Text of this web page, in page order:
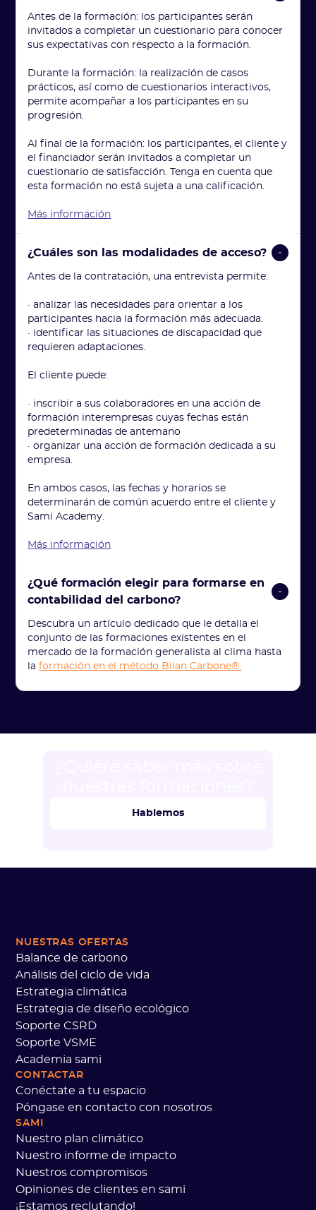
Antes de la formación: los participantes serán
invitados a completar un cuestionario para conocer
sus expectativas con respecto a la formación.
Durante la formación: la realización de casos
prácticos, así como de cuestionarios interactivos,
permite acompañar a los participantes en su
progresión.
Al final de la formación: los participantes, el cliente y
el financiador serán invitados a completar un
cuestionario de satisfacción. Tenga en cuenta que
esta formación no está sujeta a una calificación.
Más información
¿Cuáles son las modalidades de acceso?
Antes de la contratación, una entrevista permite:
· analizar las necesidades para orientar a los
participantes hacia la formación más adecuada.
· identificar las situaciones de discapacidad que
requieren adaptaciones.
El cliente puede:
· inscribir a sus colaboradores en una acción de
formación interempresas cuyas fechas están
predeterminadas de antemano
· organizar una acción de formación dedicada a su
empresa.
En ambos casos, las fechas y horarios se
determinarán de común acuerdo entre el cliente y
Sami Academy.
Más información
¿Qué formación elegir para formarse en
contabilidad del carbono?
Descubra un artículo dedicado que le detalla el
conjunto de las formaciones existentes en el
mercado de la formación generalista al clima hasta
laformación en el método Bilan Carbone®.
Hablemos
NUESTRAS OFERTAS
Balance de carbono
Análisis del ciclo de vida
Estrategia climática
Estrategia de diseño ecológico
Soporte CSRD
Soporte VSME
Academia sami
CONTACTAR
Conéctate a tu espacio
Póngase en contacto con nosotros
SAMI
Nuestro plan climático
Nuestro informe de impacto
Nuestros compromisos
Opiniones de clientes en sami
¡Estamos reclutando!